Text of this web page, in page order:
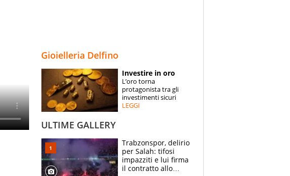
ESPERTI
CONTATTI
Gioielleria Delfino
Investire in oro
L’oro torna
protagonista tra gli
investimenti sicuri
LEGGI
ULTIME GALLERY
Trabzonspor, delirio
per Salah: tifosi
impazziti e lui firma
il contratto allo